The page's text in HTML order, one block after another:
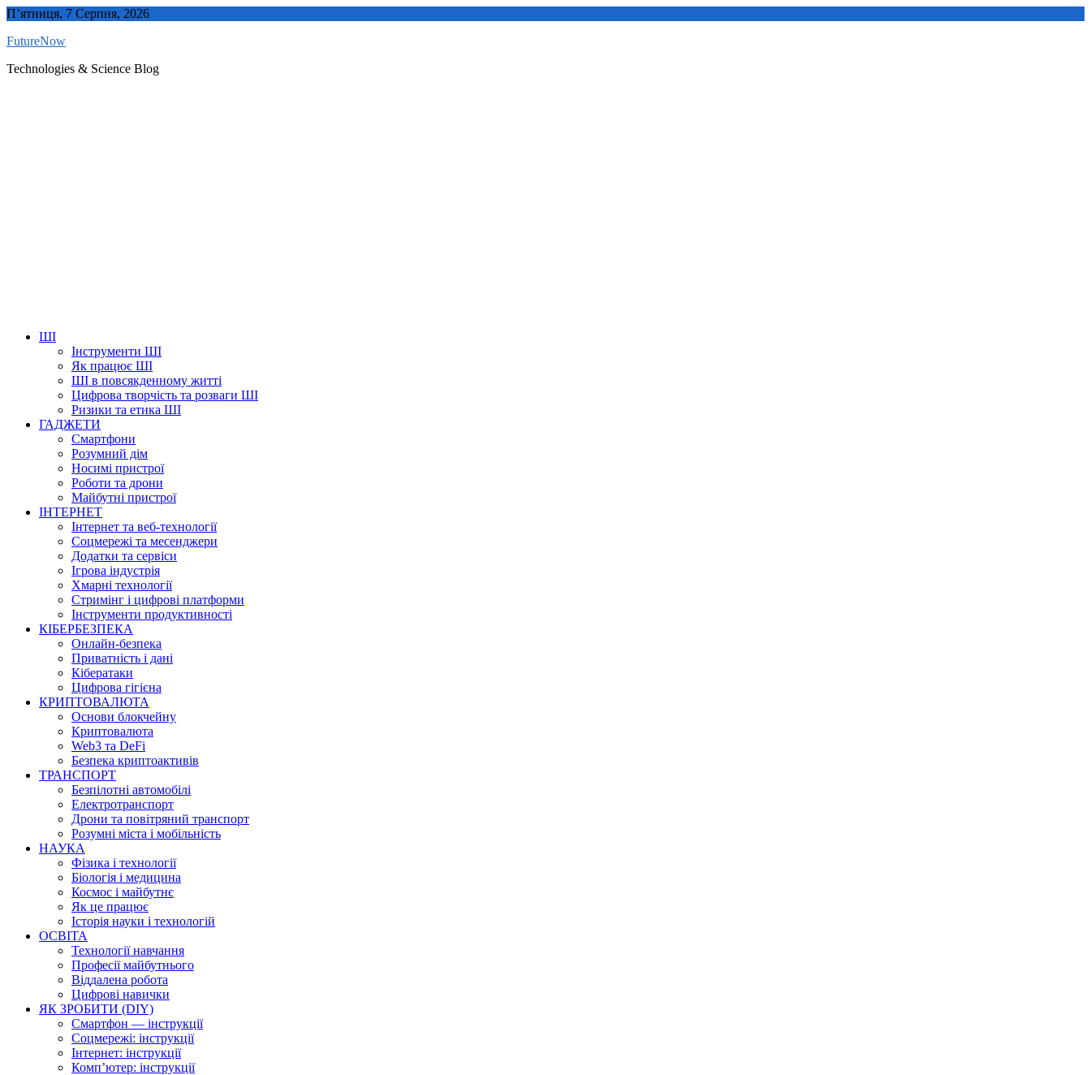
Skip
content
П’ятниця, 7 Серпня, 2026
FutureNow
Technologies & Science Blog
ШІ
Інструменти ШІ
Як працює ШІ
ШІ в повсякденному житті
Цифрова творчість та розваги ШІ
Ризики та етика ШІ
ГАДЖЕТИ
Смартфони
Розумний дім
Носимі пристрої
Роботи та дрони
Майбутні пристрої
ІНТЕРНЕТ
Інтернет та веб-технології
Соцмережі та месенджери
Додатки та сервіси
Ігрова індустрія
Хмарні технології
Стримінг і цифрові платформи
Інструменти продуктивності
КІБЕРБЕЗПЕКА
Онлайн-безпека
Приватність і дані
Кібератаки
Цифрова гігієна
КРИПТОВАЛЮТА
Основи блокчейну
Криптовалюта
Web3 та DeFi
Безпека криптоактивів
ТРАНСПОРТ
Безпілотні автомобілі
Електротранспорт
Дрони та повітряний транспорт
Розумні міста і мобільність
НАУКА
Фізика і технології
Біологія і медицина
Космос і майбутнє
Як це працює
Історія науки і технологій
ОСВІТА
Технології навчання
Професії майбутнього
Віддалена робота
Цифрові навички
ЯК ЗРОБИТИ (DIY)
Смартфон — інструкції
Соцмережі: інструкції
Інтернет: інструкції
Комп’ютер: інструкції